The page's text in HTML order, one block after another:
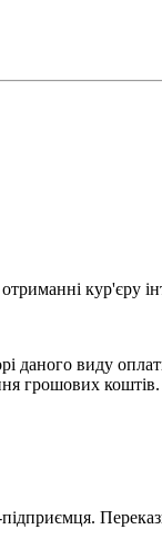
кур'єру
виду
грошових